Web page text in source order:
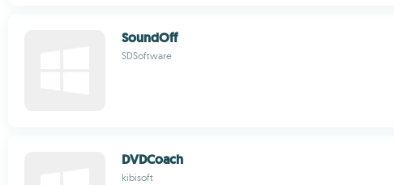
SoundOff
SDSoftware
DVDCoach
kibisoft